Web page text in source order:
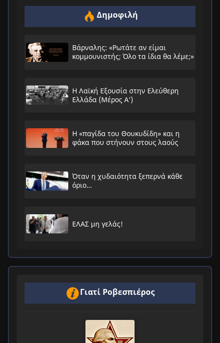
Δημοφιλή
Βάρναλης: «Ρωτάτε αν είμαι
κομμουνιστής; Όλο τα ίδια θα λέμε;»
Η Λαϊκή Εξουσία στην Ελεύθερη
Ελλάδα (Μέρος Α’)
Η «παγίδα του Θουκυδίδη» και η
φάκα που στήνουν στους λαούς
Όταν η χυδαιότητα ξεπερνά κάθε
όριο…
ΕΛΑΣ μη γελάς!
Γιατί Ροβεσπιέρος